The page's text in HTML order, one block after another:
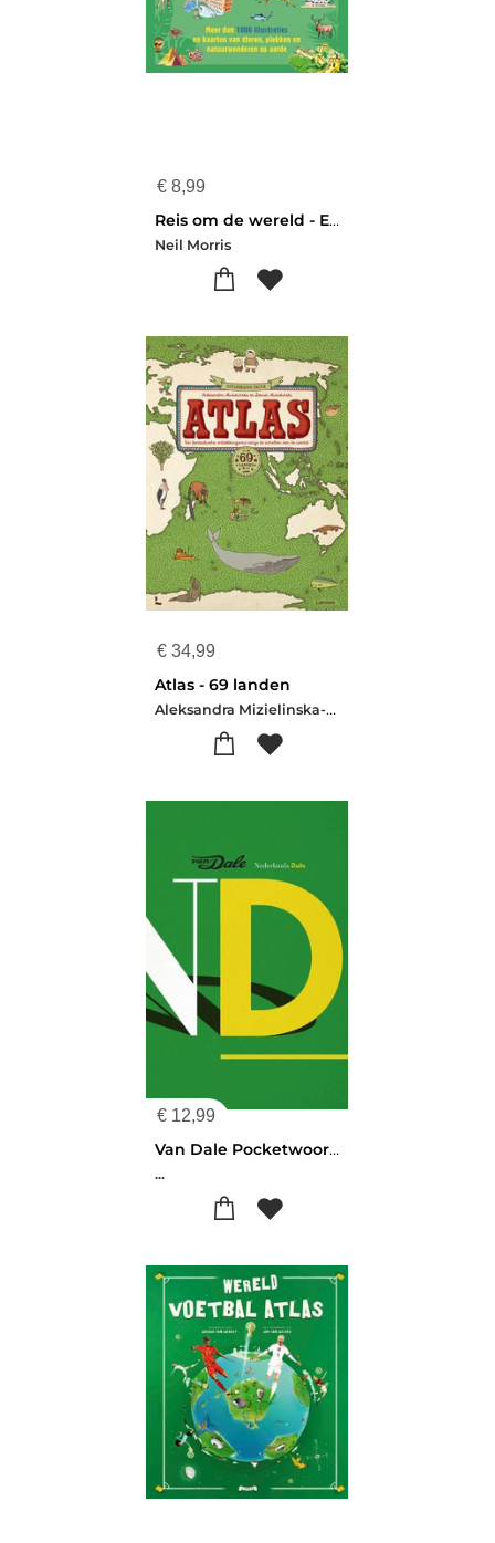
€ 8,99
Reis om de wereld - Expeditie-avontuur
Neil Morris
€ 34,99
Atlas - 69 landen
Aleksandra Mizielinska-Daniel Mizielinski
€ 12,99
Van Dale Pocketwoordenboek Nederlands-Duits
...